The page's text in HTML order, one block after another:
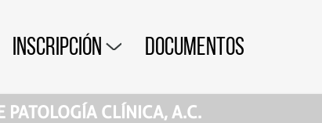
INSCRIPCIÓN DOCUMENTOS
PATOLOGÍA CLÍNICA, A.C.